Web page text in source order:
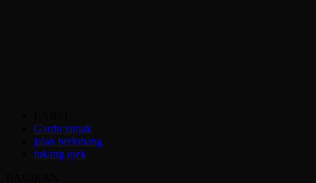
Gardu tanjak
jalan berlubang
tukang ojek